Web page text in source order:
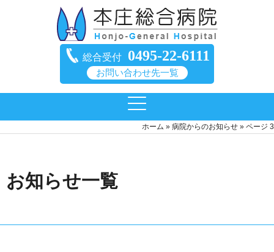
総合受付 0495-22-6111
お問い合わせ先一覧
ホーム » 病院からのお知らせ » ページ 3
お知らせ一覧